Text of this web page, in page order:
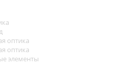
оптика
оптика
элементы